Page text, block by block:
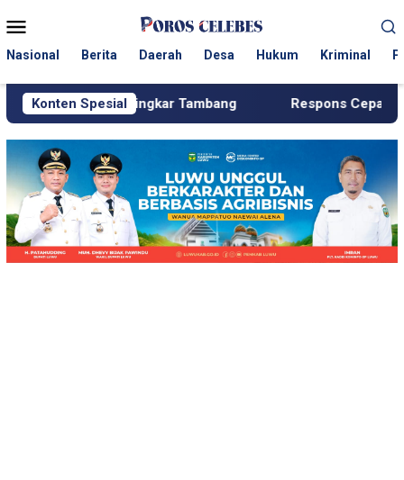
ke
Mobile
Nasional Berita Daerah Desa Hukum Kriminal
Konten Spesial
Tambang Respons Cepat KJM PT MDA, Pipa